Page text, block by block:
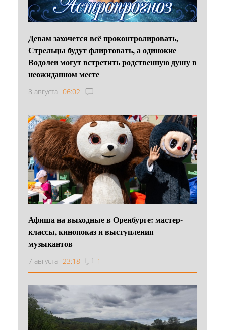
Девам захочется всё проконтролировать,
Стрельцы будут флиртовать, а одинокие
Водолеи могут встретить родственную душу в
неожиданном месте
8 августа 06:02
Афиша на выходные в Оренбурге: мастер-
классы, кинопоказ и выступления
музыкантов
7 августа 23:18 1